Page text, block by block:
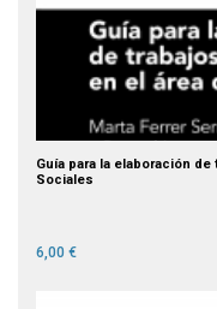
Guía para la elaboración
Sociales
6,00 €